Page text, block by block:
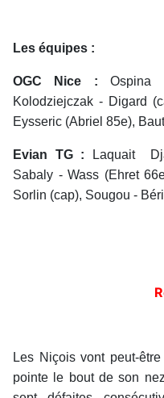
Les équipes :
OGC Nice :Ospina
Kolodziejczak - Digard
Eysseric (Abriel 85e),
Evian TG : Laquait 
Sabaly - Wass (Ehret
Sorlin (cap), Sougou -
Les Niçois vont peut-
pointe le bout de son